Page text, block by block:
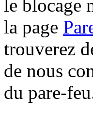
le blocage
la page
trouverez
de nous
du pare-